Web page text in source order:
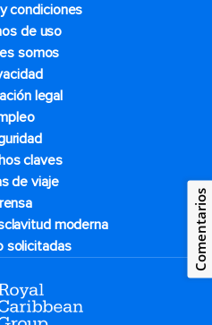
condiciones
de uso
somos
legal
claves
de viaje
moderna
solicitadas
Comentarios